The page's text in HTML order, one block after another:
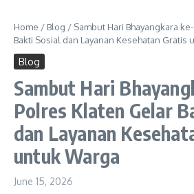
Home / Blog / Sambut Hari Bhayangkara
Bakti Sosial dan Layanan Kesehatan Gratis
Blog
Sambut Hari
Polres Klaten Gelar
dan Layanan
untuk Warga
June 15, 2026